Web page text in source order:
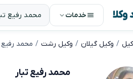
وکلا خدمات
وکیل گیلان وکیل رشت محمد رفیع
محمد رفیع تبار